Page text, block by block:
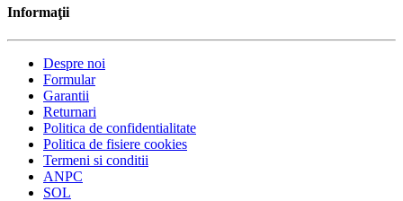
Informaţii
Despre noi
Formular
Garantii
Returnari
Politica de confidentialitate
Politica de fisiere cookies
Termeni si conditii
ANPC
SOL